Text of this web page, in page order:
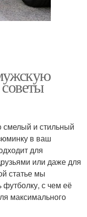
смелый и стильный
в ваш
для
или даже для
статье мы
футболку, с чем её
максимального